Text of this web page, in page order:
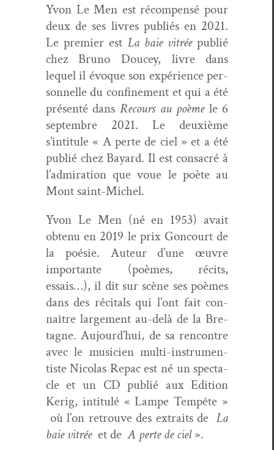
Yvon Le Men est récom­pen­sé pour
deux de ses livres pub­liés en 2021.
Le pre­mier est La baie vit­réepub­lié
chez Bruno Doucey, livre dans
lequel il évoque son expéri­ence per­
son­nelle du con­fine­ment et qui a été
présen­té dans Recours au poèmele 6
sep­tem­bre 2021. Le deux­ième
s’intitule « A perte de ciel » et a été
pub­lié chez Bayard. Il est con­sacré à
l’admiration que voue le poète au
Mont saint-Michel.
Yvon Le Men (né en 1953) avait
obtenu en 2019 le prix Goncourt de
la poésie. Auteur d’une œuvre
impor­tante (poèmes, réc­its,
essais…), il dit sur scène ses poèmes
dans des réc­i­tals qui l’ont fait con­
naître large­ment au-delà de la Bre­
tagne. Aujourd’hui, de sa ren­con­tre
avec le musi­cien mul­ti-instru­men­
tiste Nico­las Repac est né un spec­ta­
cle et un CD pub­lié aux Edi­tion
Kerig, inti­t­ulé « Lampe Tem­pête »
où l’on retrou­ve des extraits deLa
baie vit­rée et deA perte de ciel».